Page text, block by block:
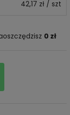
42,17 zł / szt
0 zł